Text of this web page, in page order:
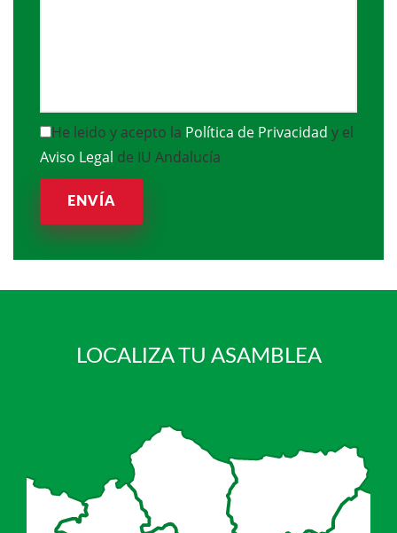
He leido y acepto la Política de Privacidad y el
Aviso Legal de IU Andalucía
ENVÍA
LOCALIZA TU ASAMBLEA